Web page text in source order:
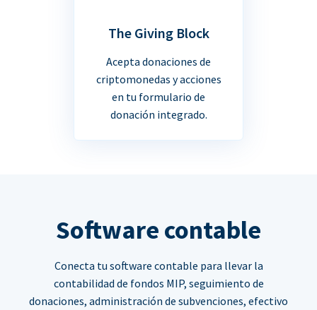
The Giving Block
Acepta donaciones de
criptomonedas y acciones
en tu formulario de
donación integrado.
Software contable
Conecta tu software contable para llevar la
contabilidad de fondos MIP, seguimiento de
donaciones, administración de subvenciones, efectivo